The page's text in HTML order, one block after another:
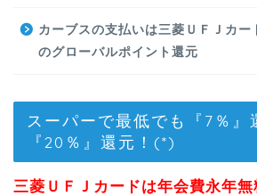
カーブスの支払いは三菱ＵＦＪカー
のグローバルポイント還元
スーパーで最低でも『7％』
『20％』還元！(*)
三菱ＵＦＪカードは年会費永年無